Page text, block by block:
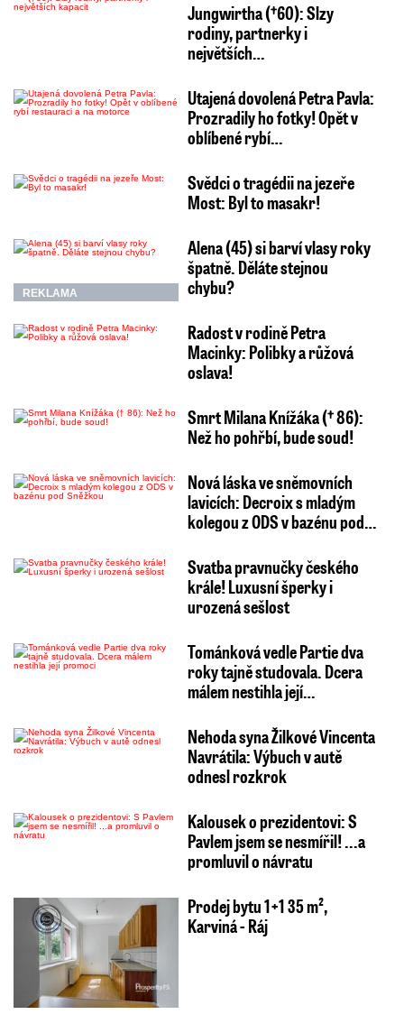
Jungwirtha (†60): Slzy
rodiny, partnerky i
největších…
Utajená dovolená Petra Pavla:
Prozradily ho fotky! Opět v
oblíbené rybí…
Svědci o tragédii na jezeře
Most: Byl to masakr!
REKLAMA
Alena (45) si barví vlasy roky
špatně. Děláte stejnou
chybu?
Radost v rodině Petra
Macinky: Polibky a růžová
oslava!
Smrt Milana Knížáka († 86):
Než ho pohřbí, bude soud!
Nová láska ve sněmovních
lavicích: Decroix s mladým
kolegou z ODS v bazénu pod…
Svatba pravnučky českého
krále! Luxusní šperky i
urozená sešlost
Tománková vedle Partie dva
roky tajně studovala. Dcera
málem nestihla její…
Nehoda syna Žilkové Vincenta
Navrátila: Výbuch v autě
odnesl rozkrok
Kalousek o prezidentovi: S
Pavlem jsem se nesmířil! ...a
promluvil o návratu
Prodej bytu 1+1 35 m²,
Karviná - Ráj